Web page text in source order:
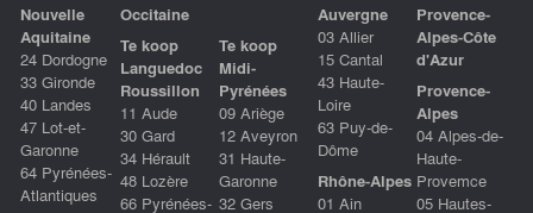
Nouvelle
Aquitaine
24 Dordogne
33 Gironde
40 Landes
47 Lot-et-
Garonne
64 Pyrénées-
Atlantiques
Occitaine
Te koop
Languedoc
Roussillon
11 Aude
30 Gard
34 Hérault
48 Lozère
66 Pyrénées-
Te koop
Midi-
Pyrénées
09 Ariège
12 Aveyron
31 Haute-
Garonne
32 Gers
Auvergne
03 Allier
15 Cantal
43 Haute-
Loire
63 Puy-de-
Dôme
Rhône-Alpes
01 Ain
Provence-
Alpes-Côte
d'Azur
Provence-
Alpes
04 Alpes-de-
Haute-
Provemce
05 Hautes-